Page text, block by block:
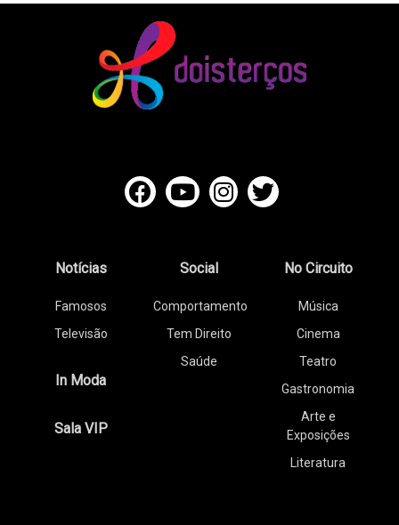
Notícias
Famosos
Televisão
In Moda
Sala VIP
Social
Comportamento
Tem Direito
Saúde
No Circuito
Música
Cinema
Teatro
Gastronomia
Arte e
Exposições
Literatura